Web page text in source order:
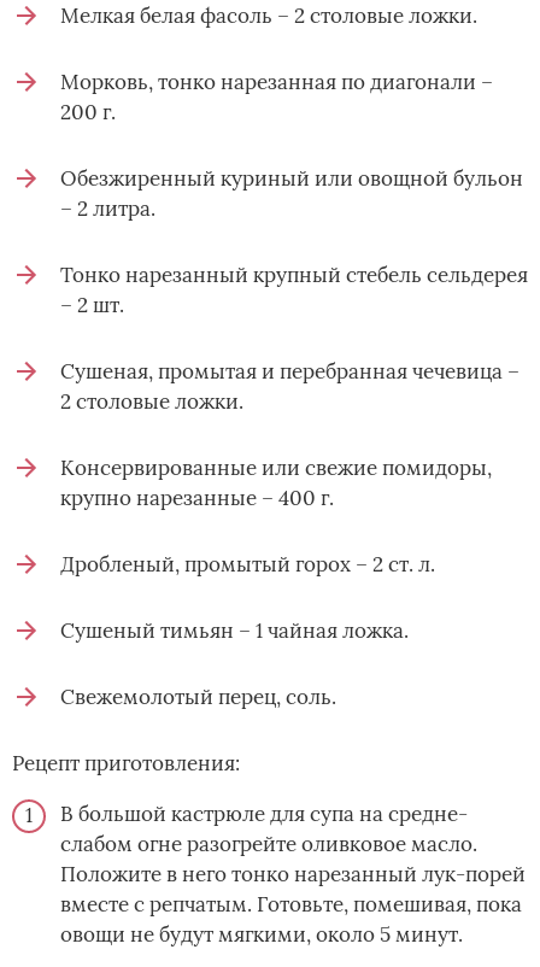
Мелкая белая фасоль – 2 столовые ложки.
Морковь, тонко нарезанная по диагонали –
200 г.
Обезжиренный куриный или овощной бульон
– 2 литра.
Тонко нарезанный крупный стебель сельдерея
– 2 шт.
Сушеная, промытая и перебранная чечевица –
2 столовые ложки.
Консервированные или свежие помидоры,
крупно нарезанные – 400 г.
Дробленый, промытый горох – 2 ст. л.
Сушеный тимьян – 1 чайная ложка.
Свежемолотый перец, соль.
Рецепт приготовления:
В большой кастрюле для супа на средне-
слабом огне разогрейте оливковое масло.
Положите в него тонко нарезанный лук-порей
вместе с репчатым. Готовьте, помешивая, пока
овощи не будут мягкими, около 5 минут.